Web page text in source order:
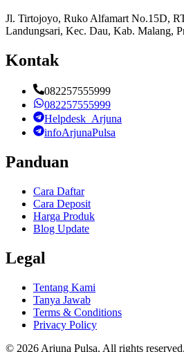
Jl. Tirtojoyo, Ruko Alfamart No.15D,
Landungsari, Kec. Dau, Kab. Malang,
Kontak
082257555999
082257555999
Helpdesk_Arjuna
infoArjunaPulsa
Panduan
Cara Daftar
Cara Deposit
Harga Produk
Blog Update
Legal
Tentang Kami
Tanya Jawab
Terms & Conditions
Privacy Policy
© 2026 Arjuna Pulsa. All rights reserved.